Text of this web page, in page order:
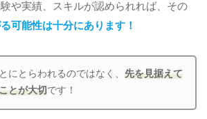
や実績、スキルが認められれば、その
可能性は十分にあります！
にとらわれるのではなく、先を見据えて
とが大切です！